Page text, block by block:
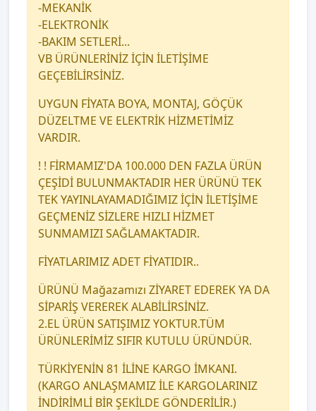
-MEKANİK
-ELEKTRONİK
-BAKIM SETLERİ...
VB ÜRÜNLERİNİZ İÇİN İLETİŞİME
GEÇEBİLİRSİNİZ.
UYGUN FİYATA BOYA, MONTAJ, GÖÇÜK
DÜZELTME VE ELEKTRİK HİZMETİMİZ
VARDIR.
! ! FİRMAMIZ'DA 100.000 DEN FAZLA ÜRÜN
ÇEŞİDİ BULUNMAKTADIR HER ÜRÜNÜ TEK
TEK YAYINLAYAMADIĞIMIZ İÇİN İLETİŞİME
GEÇMENİZ SİZLERE HIZLI HİZMET
SUNMAMIZI SAĞLAMAKTADIR.
FİYATLARIMIZ ADET FİYATIDIR..
ÜRÜNÜ Mağazamızı ZİYARET EDEREK YA DA
SİPARİŞ VEREREK ALABİLİRSİNİZ.
2.EL ÜRÜN SATIŞIMIZ YOKTUR.TÜM
ÜRÜNLERİMİZ SIFIR KUTULU ÜRÜNDÜR.
TÜRKİYENİN 81 İLİNE KARGO İMKANI.
(KARGO ANLAŞMAMIZ İLE KARGOLARINIZ
İNDİRİMLİ BİR ŞEKİLDE GÖNDERİLİR.)